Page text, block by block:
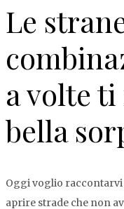
Le
a volte
bella
Oggi voglio
aprire strade che non